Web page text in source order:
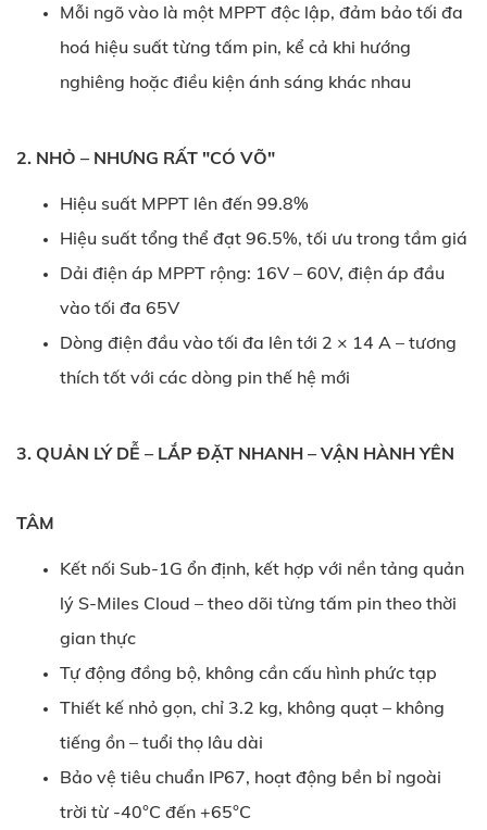
Mỗi ngõ vào là một MPPT độc lập, đảm bảo tối đa
hoá hiệu suất từng tấm pin, kể cả khi hướng
nghiêng hoặc điều kiện ánh sáng khác nhau
2. NHỎ – NHƯNG RẤT "CÓ VÕ"
Hiệu suất MPPT lên đến 99.8%
Hiệu suất tổng thể đạt 96.5%, tối ưu trong tầm giá
Dải điện áp MPPT rộng: 16V – 60V, điện áp đầu
vào tối đa 65V
Dòng điện đầu vào tối đa lên tới 2 × 14 A – tương
thích tốt với các dòng pin thế hệ mới
3. QUẢN LÝ DỄ – LẮP ĐẶT NHANH – VẬN HÀNH YÊN
TÂM
Kết nối Sub-1G ổn định, kết hợp với nền tảng quản
lý S-Miles Cloud – theo dõi từng tấm pin theo thời
gian thực
Tự động đồng bộ, không cần cấu hình phức tạp
Thiết kế nhỏ gọn, chỉ 3.2 kg, không quạt – không
tiếng ồn – tuổi thọ lâu dài
Bảo vệ tiêu chuẩn IP67, hoạt động bền bỉ ngoài
trời từ -40°C đến +65°C